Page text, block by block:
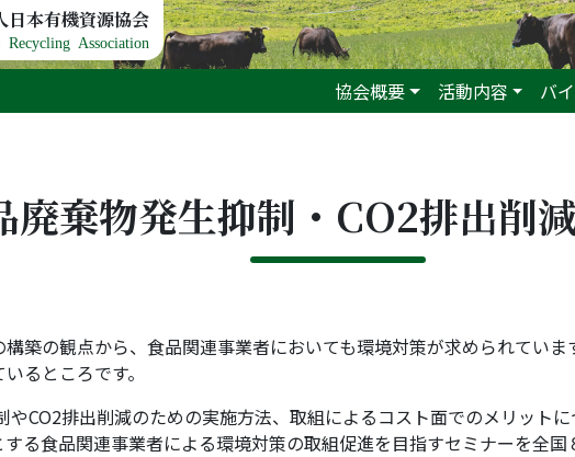
日本有機資源協会
Recycling Association
協会概要 活動内容 バ
廃棄物発生抑制・CO2排出削
築の観点から、食品関連事業者においても環境対策が求められてい
るところです。
CO2排出削減のための実施方法、取組によるコスト面でのメリット
る食品関連事業者による環境対策の取組促進を目指すセミナーを全国